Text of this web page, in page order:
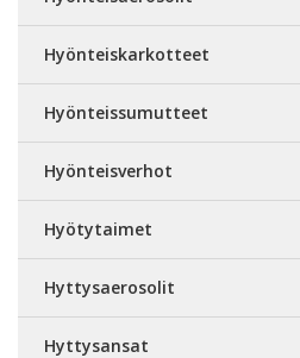
Hyönteiskarkotteet
Hyönteissumutteet
Hyönteisverhot
Hyötytaimet
Hyttysaerosolit
Hyttysansat